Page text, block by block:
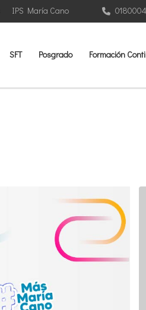
IPS María Cano
SFT Posgrado Formación